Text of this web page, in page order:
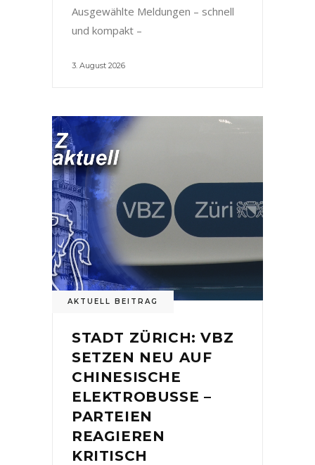
Ausgewählte Meldungen – schnell
und kompakt –
3. August 2026
AKTUELL BEITRAG
STADT ZÜRICH: VBZ
SETZEN NEU AUF
CHINESISCHE
ELEKTROBUSSE –
PARTEIEN
REAGIEREN
KRITISCH